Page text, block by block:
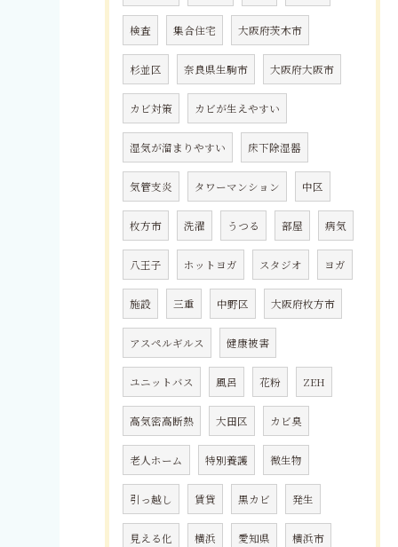
検査 集合住宅 大阪府茨木市
杉並区 奈良県生駒市 大阪府大阪市
カビ対策 カビが生えやすい
湿気が溜まりやすい 床下除湿器
気管支炎 タワーマンション 中区
枚方市 洗濯 うつる 部屋 病気
八王子 ホットヨガ スタジオ ヨガ
施設 三重 中野区 大阪府枚方市
アスペルギルス 健康被害
ユニットバス 風呂 花粉 ZEH
高気密高断熱 大田区 カビ臭
老人ホーム 特別養護 微生物
引っ越し 賃貸 黒カビ 発生
見える化 横浜 愛知県 横浜市